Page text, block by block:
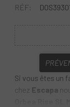
RÉF:
Si vous êtes un
chez Escapa